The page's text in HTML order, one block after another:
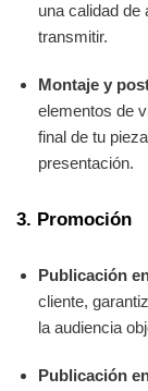
una calidad de
transmitir.
Montaje y
elementos de
final de tu
presentación.
3. Promoción
Publicación
cliente,
la audiencia
Publicación